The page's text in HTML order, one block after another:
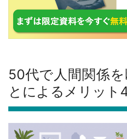
50代で人間関係
とによるメリット